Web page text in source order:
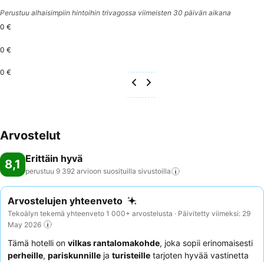
Perustuu alhaisimpiin hintoihin trivagossa viimeisten 30 päivän aikana
0 €
0 €
0 €
Arvostelut
8,1 Erittäin hyvä
perustuu 9 392 arvioon suosituilla sivustoilla
Arvostelujen yhteenveto
Tekoälyn tekemä yhteenveto 1 000+ arvostelusta · Päivitetty viimeksi: 29
May 2026
Tämä hotelli on vilkas rantalomakohde, joka sopii erinomaisesti
perheille, pariskunnille ja turisteille tarjoten hyvää vastinetta